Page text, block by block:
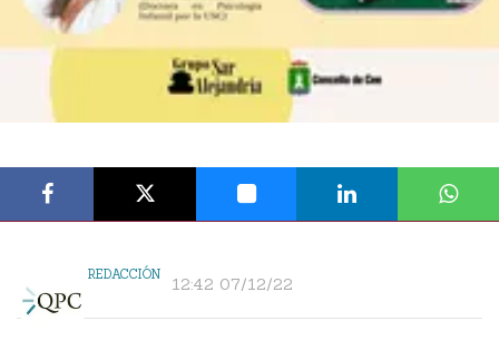
REDACCIÓN 12:42 07/12/22